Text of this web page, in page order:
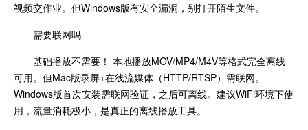
视频交作业。但Windows版有安全漏洞，别打开陌生文件。
需要联网吗
基础播放不需要！ 本地播放MOV/MP4/M4V等格式完全离线
可用。但Mac版录屏+在线流媒体（HTTP/RTSP）需联网。
Windows版首次安装需联网验证，之后可离线。建议WiFi环境下使
用，流量消耗极小，是真正的离线播放工具。